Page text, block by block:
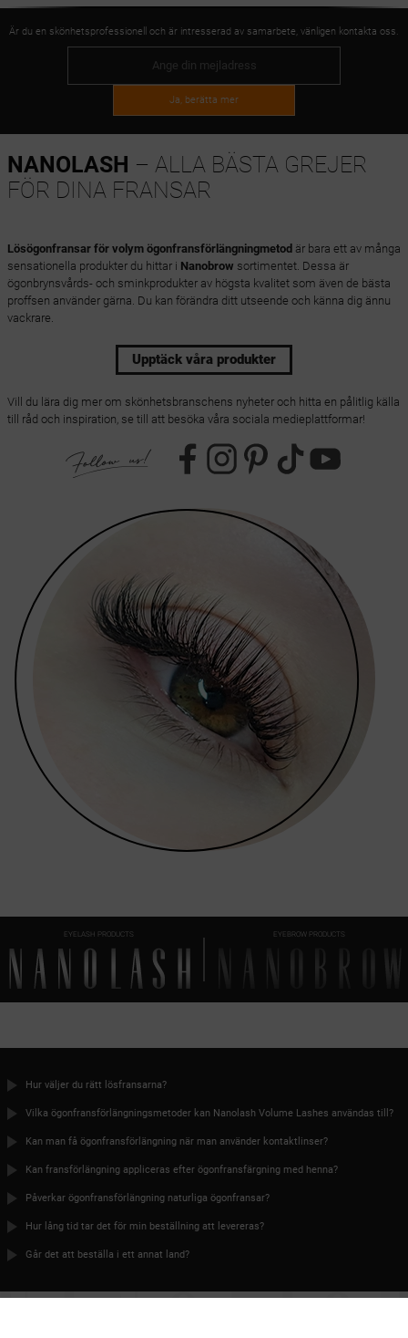
Är du en skönhetsprofessionell och är intresserad av samarbete, vänligen kontakta oss.
Ja, berätta mer
NANOLASH – ALLA BÄSTA GREJER
FÖR DINA FRANSAR
Lösögonfransar för volym ögonfransförlängningmetod är bara ett av många
sensationella produkter du hittar i Nanobrow sortimentet. Dessa är
ögonbrynsvårds- och sminkprodukter av högsta kvalitet som även de bästa
proffsen använder gärna. Du kan förändra ditt utseende och känna dig ännu
vackrare.
Upptäck våra produkter
Vill du lära dig mer om skönhetsbranschens nyheter och hitta en pålitlig källa
till råd och inspiration, se till att besöka våra sociala medieplattformar!
EYELASH PRODUCTS EYEBROW PRODUCTS
Hur väljer du rätt lösfransarna?
Vilka ögonfransförlängningsmetoder kan Nanolash Volume Lashes användas till?
Kan man få ögonfransförlängning när man använder kontaktlinser?
Kan fransförlängning appliceras efter ögonfransfärgning med henna?
Påverkar ögonfransförlängning naturliga ögonfransar?
Hur lång tid tar det för min beställning att levereras?
Går det att beställa i ett annat land?